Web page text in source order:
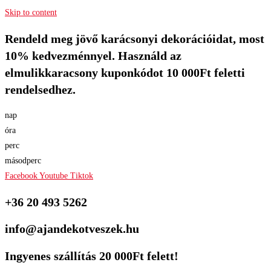
Skip to content
Rendeld meg jövő karácsonyi dekorációidat, most
10% kedvezménnyel. Használd az
elmulikkaracsony kuponkódot 10 000Ft feletti
rendelsedhez.
nap
óra
perc
másodperc
Facebook Youtube Tiktok
+36 20 493 5262
info@ajandekotveszek.hu
Ingyenes szállítás 20 000Ft felett!